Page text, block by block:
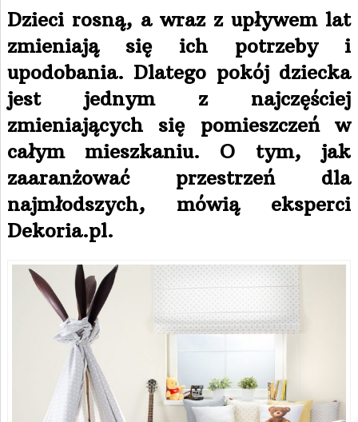
Dzieci rosną, a wraz z upływem lat
zmieniają się ich potrzeby i
upodobania. Dlatego pokój dziecka
jest jednym z najczęściej
zmieniających się pomieszczeń w
całym mieszkaniu. O tym, jak
zaaranżować przestrzeń dla
najmłodszych, mówią eksperci
Dekoria.pl.